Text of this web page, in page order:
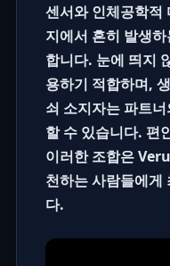
센서와 인체공학적
지에서 흔히 발생
합니다. 눈에 띄지
용하기 적합하며,
쇠 소지자는 파트
할 수 있습니다. 편
이러한 조합은
천하는 사람들에게
다.